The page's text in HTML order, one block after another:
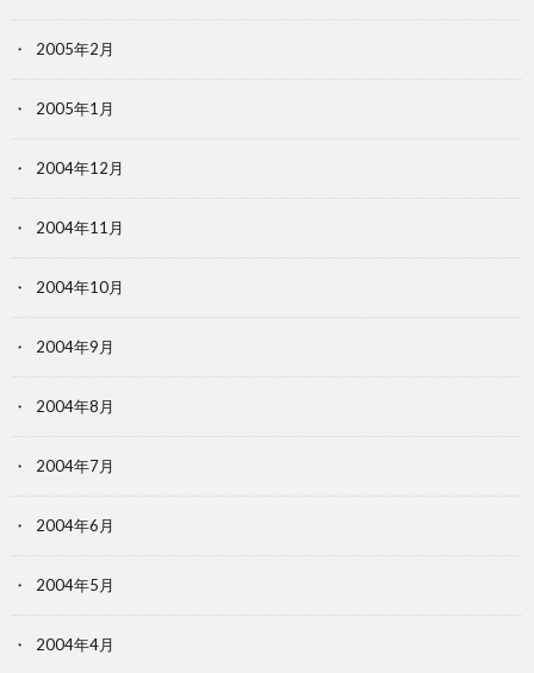
2005年2月
2005年1月
2004年12月
2004年11月
2004年10月
2004年9月
2004年8月
2004年7月
2004年6月
2004年5月
2004年4月